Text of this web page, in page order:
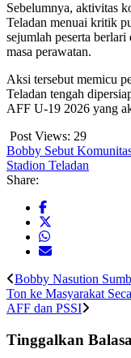
Sebelumnya, aktivitas
Teladan menuai kritik
sejumlah peserta
masa perawatan.
Aksi tersebut memicu
Teladan tengah
AFF U-19 2026 yang
Post Views: 29
Bobby Sebut
Stadion Teladan
Share:
Bobby Nasution
Ton ke Masyarakat
AFF dan PSSI
Tinggalkan